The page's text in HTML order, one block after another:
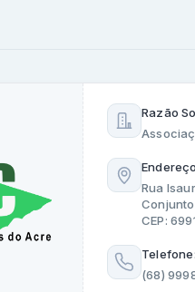
Razão
Rua
CEP:
(68)